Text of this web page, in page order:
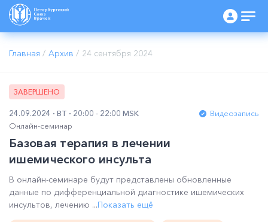
Главная / Архив / 24 сентября 2024
ЗАВЕРШЕНО
24.09.2024 ВТ 20:00 - 22:00 MSK
Видеозапись
Онлайн-семинар
Базовая терапия в лечении
ишемического инсульта
В онлайн-семинаре будут представлены обновленные
данные по дифференциальной диагностике ишемических
инсультов, лечению ...Показать ещё